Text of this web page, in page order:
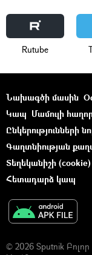
Rutube
Նախագծի մասին
Կապ Մամուլի
Ընկերությունների
Գաղտնիության
Տեղեկանիշի
Հետադարձ կապ
© 2026 Sputnik